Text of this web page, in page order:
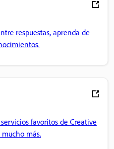
respuestas, aprenda de
favoritos de Creative
más.